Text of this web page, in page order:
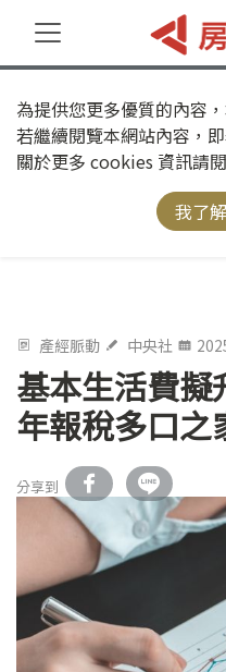
為提供您更多優質的內容
若繼續閱覽本網站內容，
關於更多 cookies 資訊請
我了解
產經脈動 中央社
基本生活費
年報稅多口之
分享到